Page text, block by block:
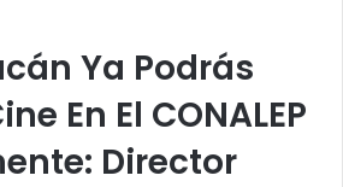
Ya Podrás
En El CONALEP
Director